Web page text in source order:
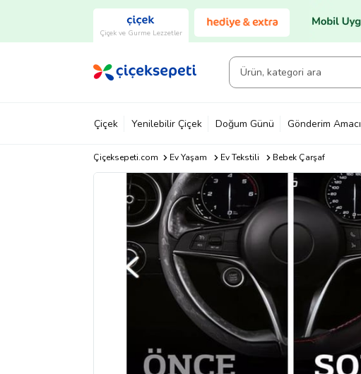
Çiçek ve Gurme Lezzetler
Çiçek Yenilebilir Çiçek Doğum Günü Gönderim Amacı
Çiçeksepeti.com Ev Yaşam Ev Tekstili Bebek Çarşaf